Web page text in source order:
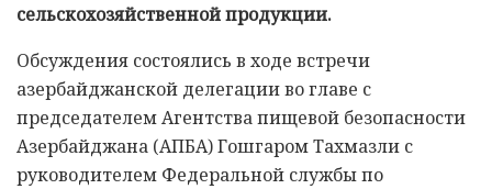
сельскохозяйственной продукции.
Обсуждения состоялись в ходе встречи
азербайджанской делегации во главе с
председателем Агентства пищевой безопасности
Азербайджана (АПБА) Гошгаром Тахмазли с
руководителем Федеральной службы по